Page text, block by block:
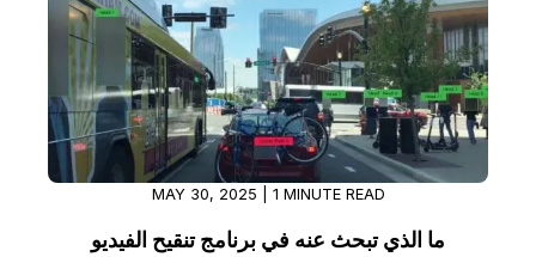
MAY 30, 2025 | 1 MINUTE READ
ما الذي تبحث عنه في برنامج تنقيح الفيديو